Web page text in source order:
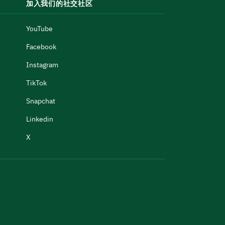
加入我们的社交社区
YouTube
Facebook
Instagram
TikTok
Snapchat
Linkedin
X